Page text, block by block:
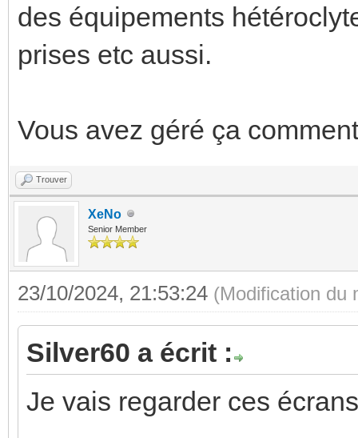
des équipements
prises etc aussi.
Vous avez géré ça
Trouver
XeNo
Senior Member
23/10/2024, 21:53:24 (Modification du
Silver60 a écrit :
Je vais regarder ces